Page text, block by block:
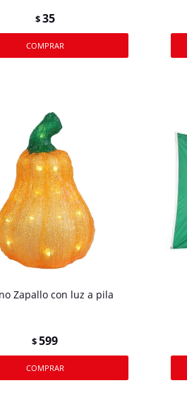
$35
Zapallo con luz a pila
$599